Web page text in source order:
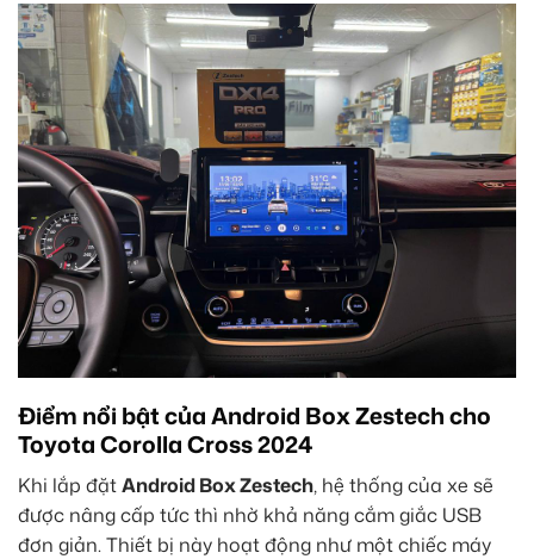
Điểm nổi bật của Android Box Zestech cho
Toyota Corolla Cross 2024
Khi lắp đặtAndroid Box Zestech, hệ thống của xe sẽ
được nâng cấp tức thì nhờ khả năng cắm giắc USB
đơn giản. Thiết bị này hoạt động như một chiếc máy